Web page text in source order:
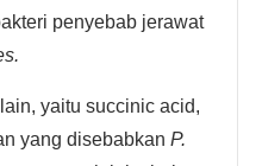
penyebab jerawat
yaitu succinic acid,
yang disebabkan P.